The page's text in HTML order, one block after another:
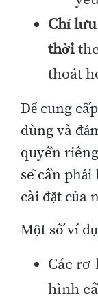
Chỉ
thời
thoát
Để cung
dùng và
quyền
sẽ cần
cài đặt của
Một số ví
Các
hình